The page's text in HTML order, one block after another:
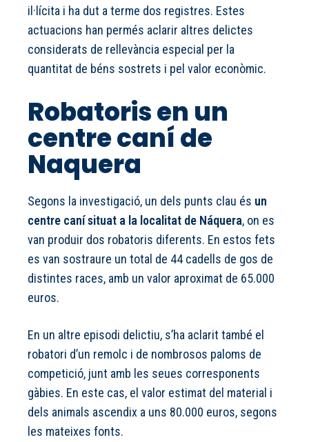
il·lícita i ha dut a terme dos registres. Estes
actuacions han permés aclarir altres delictes
considerats de rellevància especial per la
quantitat de béns sostrets i pel valor econòmic.
Robatoris en un
centre caní de
Naquera
Segons la investigació, un dels punts clau és un
centre caní situat a la localitat de Náquera, on es
van produir dos robatoris diferents. En estos fets
es van sostraure un total de 44 cadells de gos de
distintes races, amb un valor aproximat de 65.000
euros.
En un altre episodi delictiu, s’ha aclarit també el
robatori d’un remolc i de nombrosos paloms de
competició, junt amb les seues corresponents
gàbies. En este cas, el valor estimat del material i
dels animals ascendix a uns 80.000 euros, segons
les mateixes fonts.